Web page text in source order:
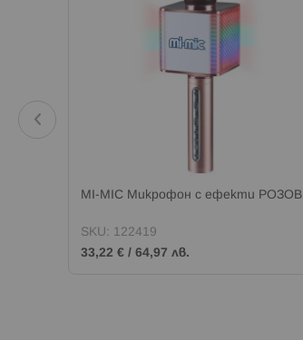
MI-MIC Микрофон с ефекти РОЗОВ
SKU: 122419
33,22 € / 64,97 лв.